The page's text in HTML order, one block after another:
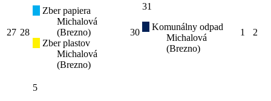
27 28
Zber papiera
Michalová
(Brezno)
Zber plastov
Michalová
(Brezno)
30
31
Komunálny odpad
Michalová
(Brezno)
1 2
5